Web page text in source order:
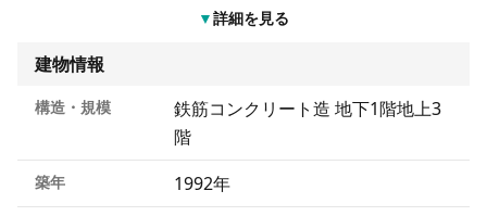
▼詳細を見る
建物情報
構造・規模
鉄筋コンクリート造 地下1階地上3
階
築年 1992年